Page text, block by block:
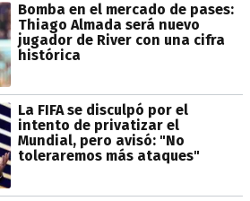
Bomba en el mercado de pases:
Thiago Almada será nuevo
jugador de River con una cifra
histórica
La FIFA se disculpó por el
intento de privatizar el
Mundial, pero avisó: "No
toleraremos más ataques"